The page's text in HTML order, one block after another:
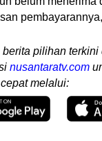
pilihan terkini
nusantaratv.com
melalui: